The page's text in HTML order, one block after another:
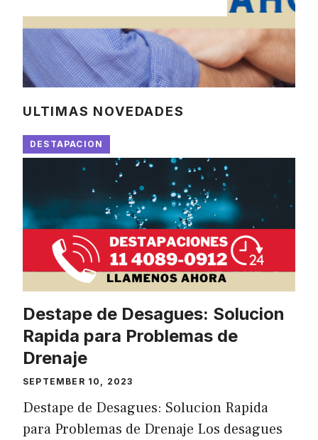
ULTIMAS NOVEDADES
DESTAPACION
Destape de Desagues: Solucion
Rapida para Problemas de
Drenaje
SEPTEMBER 10, 2023
Destape de Desagues: Solucion Rapida
para Problemas de Drenaje Los desagues